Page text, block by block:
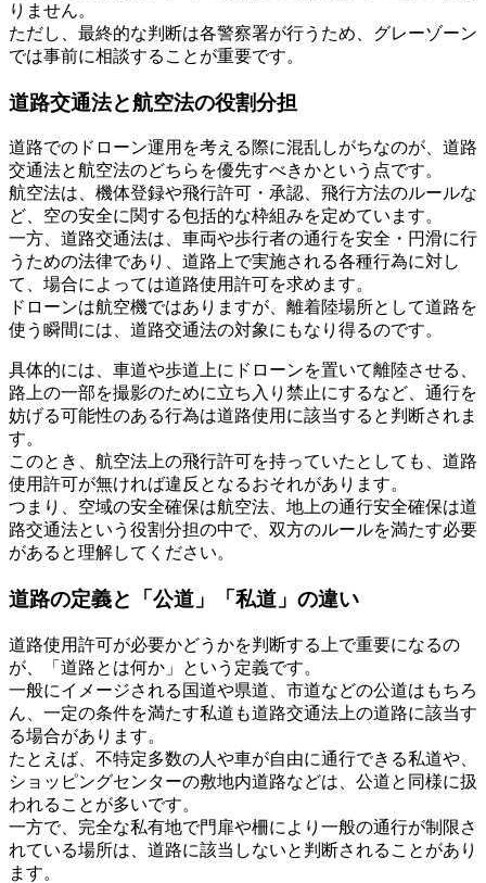
りません。
ただし、最終的な判断は各警察署が行うため、グレーゾーン
では事前に相談することが重要です。
道路交通法と航空法の役割分担
道路でのドローン運用を考える際に混乱しがちなのが、道路
交通法と航空法のどちらを優先すべきかという点です。
航空法は、機体登録や飛行許可・承認、飛行方法のルールな
ど、空の安全に関する包括的な枠組みを定めています。
一方、道路交通法は、車両や歩行者の通行を安全・円滑に行
うための法律であり、道路上で実施される各種行為に対し
て、場合によっては道路使用許可を求めます。
ドローンは航空機ではありますが、離着陸場所として道路を
使う瞬間には、道路交通法の対象にもなり得るのです。
具体的には、車道や歩道上にドローンを置いて離陸させる、
路上の一部を撮影のために立ち入り禁止にするなど、通行を
妨げる可能性のある行為は道路使用に該当すると判断されま
す。
このとき、航空法上の飛行許可を持っていたとしても、道路
使用許可が無ければ違反となるおそれがあります。
つまり、空域の安全確保は航空法、地上の通行安全確保は道
路交通法という役割分担の中で、双方のルールを満たす必要
があると理解してください。
道路の定義と「公道」「私道」の違い
道路使用許可が必要かどうかを判断する上で重要になるの
が、「道路とは何か」という定義です。
一般にイメージされる国道や県道、市道などの公道はもちろ
ん、一定の条件を満たす私道も道路交通法上の道路に該当す
る場合があります。
たとえば、不特定多数の人や車が自由に通行できる私道や、
ショッピングセンターの敷地内道路などは、公道と同様に扱
われることが多いです。
一方で、完全な私有地で門扉や柵により一般の通行が制限さ
れている場所は、道路に該当しないと判断されることがあり
ます。